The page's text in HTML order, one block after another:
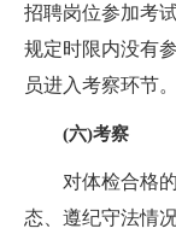
招聘岗位参加考
规定时限内没有
员进入考察环节。
(六)考察
对体检合格
态、遵纪守法情